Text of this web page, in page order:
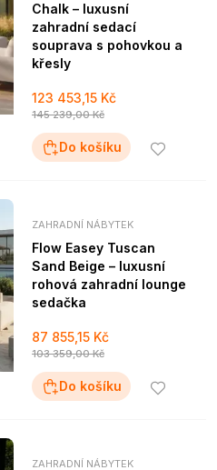
Chalk – luxusní
zahradní sedací
souprava s pohovkou a
křesly
123 453,15 Kč
145 239,00 Kč
Do košíku
ZAHRADNÍ NÁBYTEK
Flow Easey Tuscan
Sand Beige – luxusní
rohová zahradní lounge
sedačka
87 855,15 Kč
103 359,00 Kč
Do košíku
ZAHRADNÍ NÁBYTEK